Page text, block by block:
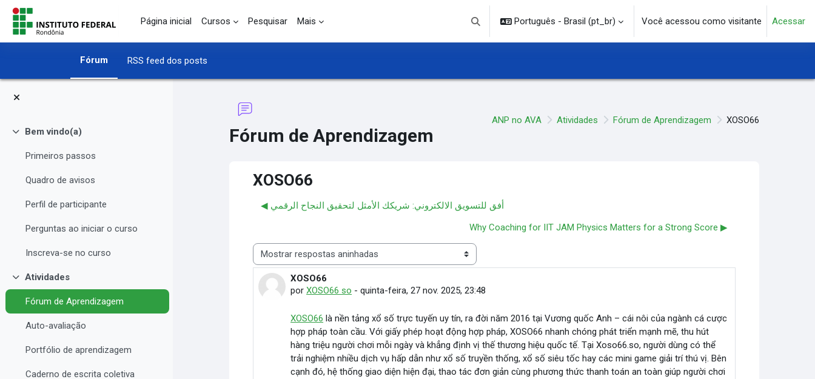
Ir para o conteúdo principal
Página inicial
Cursos Pesquisar Mais
Alternar entrada de pesquisa
Português - Brasil ‎(pt_br)‎ Você acessou como visitante Acessar
Fórum RSS feed dos posts
Contrair
Bem vindo(a)
Primeiros passos
Quadro de avisos
Perfil de participante
Perguntas ao iniciar o curso
Inscreva-se no curso
Contrair
Atividades
Fórum de Aprendizagem
Auto-avaliação
Portfólio de aprendizagem
Caderno de escrita coletiva
Fórum de Aprendizagem
ANP no AVA Atividades Fórum de Aprendizagem XOSO66
XOSO66
◀︎ أفق للتسويق الالكتروني: شريكك الأمثل لتحقيق النجاح الرقمي
Why Coaching for IIT JAM Physics Matters for a Strong Score ▶︎
Modo de visualização
XOSO66
porXOSO66 so -quinta-feira, 27 nov. 2025, 23:48
Número de respostas: 0
XOSO66 là nền tảng xổ số trực tuyến uy tín, ra đời năm 2016 tại Vương quốc Anh – cái nôi của ngành cá cược
hợp pháp toàn cầu. Với giấy phép hoạt động hợp pháp, XOSO66 nhanh chóng phát triển mạnh mẽ, thu hút
hàng triệu người chơi mỗi ngày và khẳng định vị thế thương hiệu quốc tế. Tại Xoso66.so, người dùng có thể
trải nghiệm nhiều dịch vụ hấp dẫn như xổ số truyền thống, xổ số siêu tốc hay các mini game giải trí thú vị. Bên
cạnh đó, hệ thống giao diện hiện đại, thao tác đơn giản cùng phương thức thanh toán an toàn giúp người chơi